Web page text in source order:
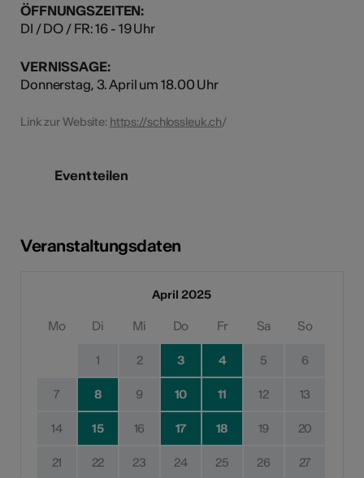
ÖFFNUNGSZEITEN:
DI / DO / FR: 16 - 19 Uhr
VERNISSAGE:
Donnerstag, 3. April um 18.00 Uhr
Link zur Website: https://schlossleuk.ch/
Event teilen
Veranstaltungsdaten
April 2025
Mo Di Mi Do Fr Sa So
1 2 3 4 5 6
7 8 9 10 11 12 13
14 15 16 17 18 19 20
21 22 23 24 25 26 27